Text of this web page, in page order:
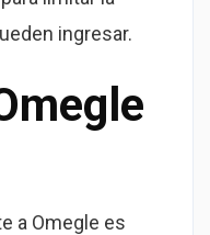
ingresar.
a Omegle es